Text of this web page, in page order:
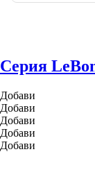
Серия
Добави
Добави
Добави
Добави
Добави